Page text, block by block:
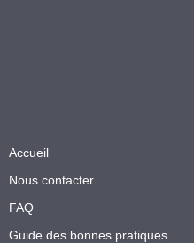
Accueil
Nous contacter
FAQ
Guide des bonnes pratiques